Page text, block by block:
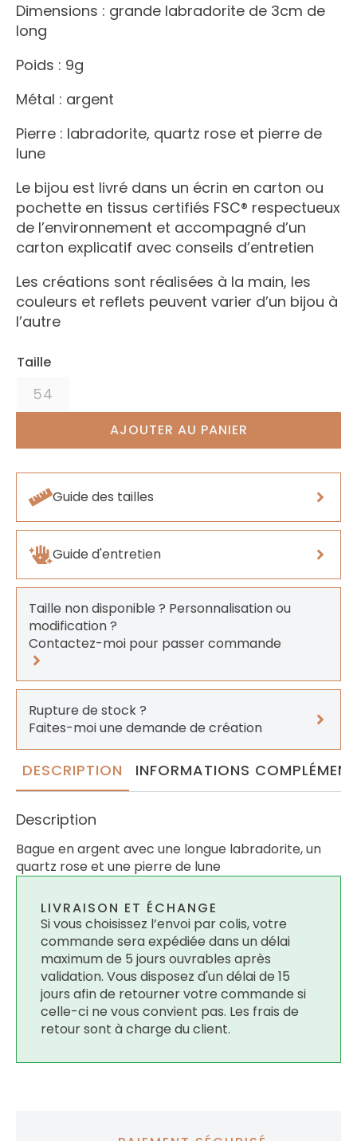
Dimensions : grande labradorite de 3cm de
long
Poids : 9g
Métal : argent
Pierre : labradorite, quartz rose et pierre de
lune
Le bijou est livré dans un écrin en carton ou
pochette en tissus certifiés FSC® respectueux
de l’environnement et accompagné d’un
carton explicatif avec conseils d’entretien
Les créations sont réalisées à la main, les
couleurs et reflets peuvent varier d’un bijou à
l’autre
Taille
54
AJOUTER AU PANIER
Guide des tailles
Guide d'entretien
Taille non disponible ? Personnalisation ou
modification ?
Contactez-moi pour passer commande
Rupture de stock ?
Faites-moi une demande de création
DESCRIPTION INFORMATIONS
Description
Bague en argent avec une longue labradorite, un
quartz rose et une pierre de lune
LIVRAISON ET ÉCHANGE
Si vous choisissez l’envoi par colis, votre
commande sera expédiée dans un délai
maximum de 5 jours ouvrables après
validation. Vous disposez d'un délai de 15
jours afin de retourner votre commande si
celle-ci ne vous convient pas. Les frais de
retour sont à charge du client.